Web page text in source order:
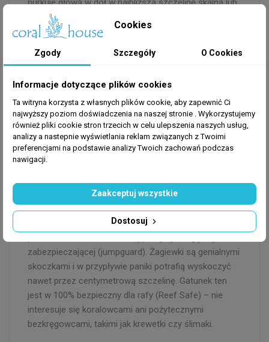
nurkuje głową w dół w najbliższą szczelinę skalną lub
wykopaną w piasku norkę. Jest całkowicie łagodna
wobec innych współmieszkańców zbiornika i nigdy nie
Wymagania zbiornika i
bezpieczeństwo rafy
Dla Ptereleotris evides optymalnym środowiskiem jest
stabilne akwarium o pojemności minimum 150-200
litrów. Zbiornik musi łączyć dwie skrajności: dużą,
otwartą przestrzeń do pływania w toni oraz liczne
również obecność piaszczystego podłoża, w którym
ryby te mogą szukać schronienia. Bezwzględnym i
najważniejszym wymogiem technicznym jest
zabezpieczającej (jumpguard). Żagiewki są genialnymi
skoczkami i w przypływie paniki potrafią wyskoczyć
nawet przez centymetrową szczelinę. Gatunek ten
jest w 100% bezpieczny dla rafy (Reef Safe) – nie
interesuje się koralowcami ani pożytecznymi
bezkręgowcami, takimi jak krewetki czy ślimaki.
Cookies
Zgody Szczegóły O Cookies
Informacje dotyczące plików cookies
Ta witryna korzysta z własnych plików cookie, aby zapewnić Ci
najwyższy poziom doświadczenia na naszej stronie . Wykorzystujemy
również pliki cookie stron trzecich w celu ulepszenia naszych usług,
analizy a nastepnie wyświetlania reklam związanych z Twoimi
preferencjami na podstawie analizy Twoich zachowań podczas
nawigacji.
Dostosuj
Zaakceptuj wszystkie